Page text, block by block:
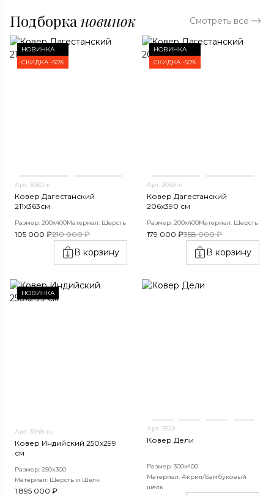
Подборка новинок Смотреть все
НОВИНКА
СКИДКА -50%
Арт. 3050тн
Ковер Дагестанский
211x363см
Размер: 200х400Материал: Шерсть
105 000 ₽210 000 ₽
В корзину
НОВИНКА
СКИДКА -50%
Арт. 3049тн
Ковер Дагестанский
206x390 см
Размер: 200х400Материал: Шерсть
179 000 ₽358 000 ₽
В корзину
НОВИНКА
Арт. 3048нш
Ковер Индийский 250x299
см
Размер: 250x300
Материал: Шерсть и Шелк
1 895 000 ₽
Арт. 3529
Ковер Дели
Размер: 300х400
Материал: Акрил/Бамбуковый
шёлк